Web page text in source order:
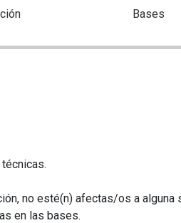
Bases
no esté(n) afectas/os a alguna
en las bases.